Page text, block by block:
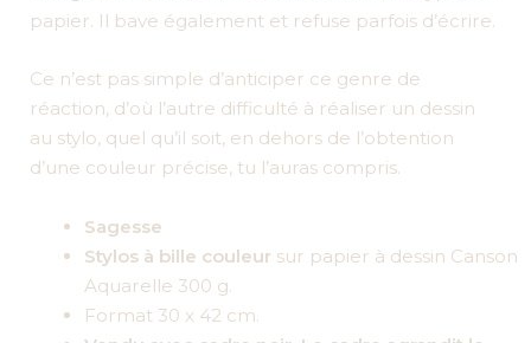
papier. Il bave également et refuse parfois d’écrire.
Ce n’est pas simple d’anticiper ce genre de
réaction, d’où l’autre difficulté à réaliser un dessin
au stylo, quel qu’il soit, en dehors de l’obtention
d’une couleur précise, tu l’auras compris.
Sagesse
Stylos à bille couleur sur papier à dessin Canson
Aquarelle 300 g.
Format 30 x 42 cm.